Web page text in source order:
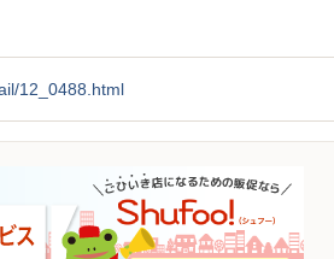
12_0488.html